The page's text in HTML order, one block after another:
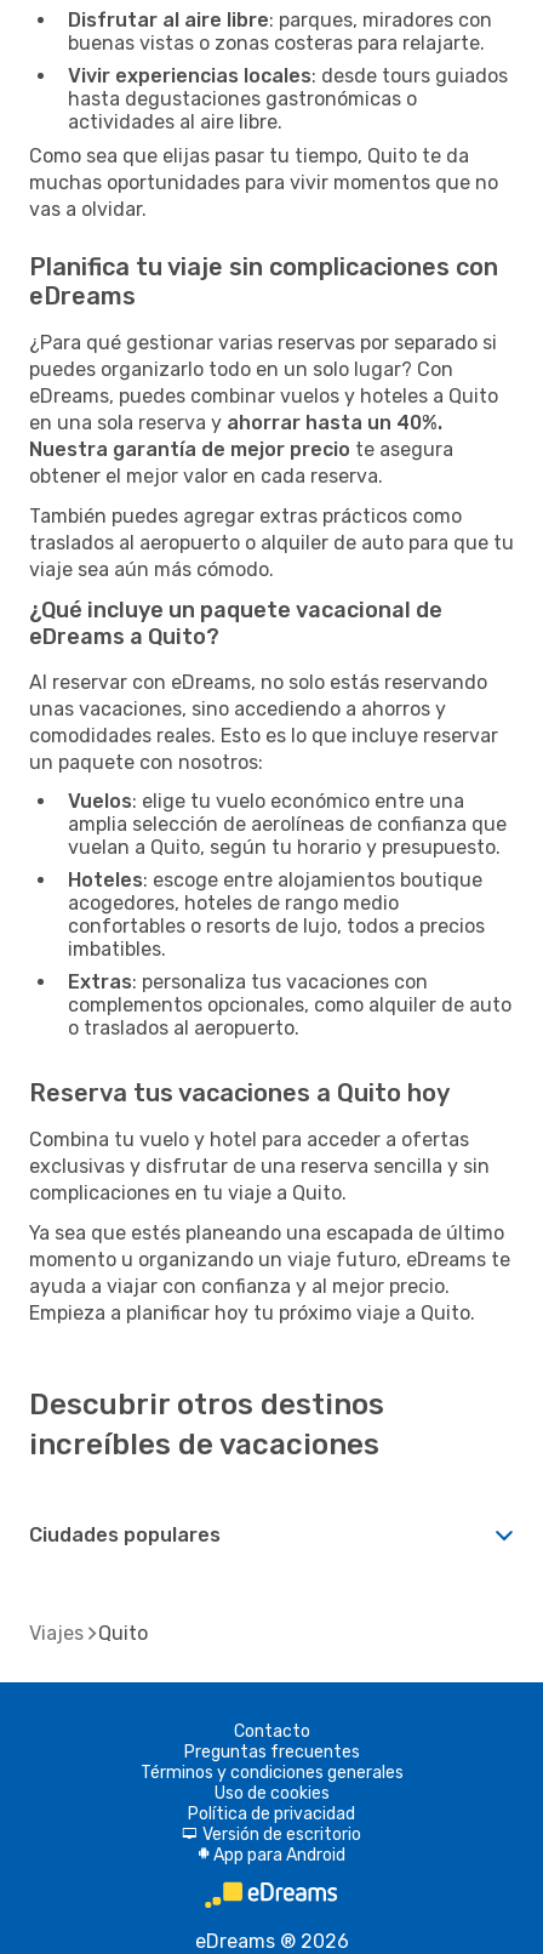
Disfrutar al aire libre: parques, miradores con
buenas vistas o zonas costeras para relajarte.
Vivir experiencias locales: desde tours guiados
hasta degustaciones gastronómicas o
actividades al aire libre.
Como sea que elijas pasar tu tiempo, Quito te da
muchas oportunidades para vivir momentos que no
vas a olvidar.
Planifica tu viaje sin complicaciones con
eDreams
¿Para qué gestionar varias reservas por separado si
puedes organizarlo todo en un solo lugar? Con
eDreams, puedes combinar vuelos y hoteles a Quito
en una sola reserva y ahorrar hasta un 40%.
Nuestra garantía de mejor precio te asegura
obtener el mejor valor en cada reserva.
También puedes agregar extras prácticos como
traslados al aeropuerto o alquiler de auto para que tu
viaje sea aún más cómodo.
¿Qué incluye un paquete vacacional de
eDreams a Quito?
Al reservar con eDreams, no solo estás reservando
unas vacaciones, sino accediendo a ahorros y
comodidades reales. Esto es lo que incluye reservar
un paquete con nosotros:
Vuelos: elige tu vuelo económico entre una
amplia selección de aerolíneas de confianza que
vuelan a Quito, según tu horario y presupuesto.
Hoteles: escoge entre alojamientos boutique
acogedores, hoteles de rango medio
confortables o resorts de lujo, todos a precios
imbatibles.
Extras: personaliza tus vacaciones con
complementos opcionales, como alquiler de auto
o traslados al aeropuerto.
Reserva tus vacaciones a Quito hoy
Combina tu vuelo y hotel para acceder a ofertas
exclusivas y disfrutar de una reserva sencilla y sin
complicaciones en tu viaje a Quito.
Ya sea que estés planeando una escapada de último
momento u organizando un viaje futuro, eDreams te
ayuda a viajar con confianza y al mejor precio.
Empieza a planificar hoy tu próximo viaje a Quito.
Descubrir otros destinos
increíbles de vacaciones
Ciudades populares
Viajes Quito
Contacto
Preguntas frecuentes
Términos y condiciones generales
Uso de cookies
Política de privacidad
d Versión de escritorio
A App para Android
eDreams ® 2026